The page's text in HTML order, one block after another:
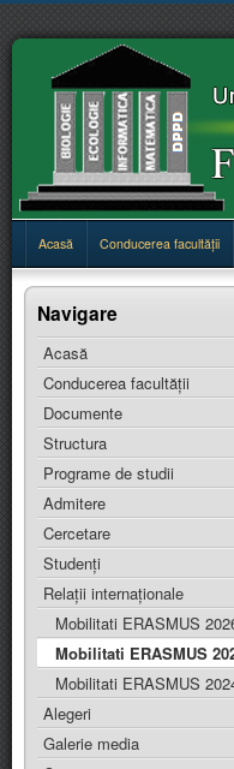
Acasă Conducerea facultăţii
Navigare
Acasă
Conducerea facultăţii
Documente
Structura
Programe de studii
Admitere
Cercetare
Studenți
Relații internaționale
Mobilitati ERASMUS
Mobilitati ERASMUS
Mobilitati ERASMUS
Alegeri
Galerie media